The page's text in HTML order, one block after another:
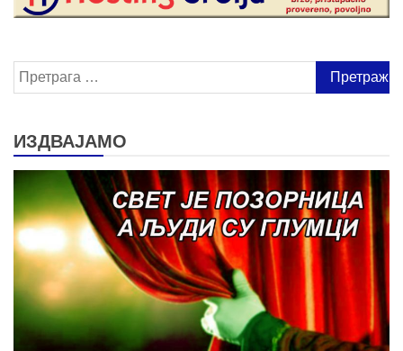
Претрага
за:
ИЗДВАЈАМО